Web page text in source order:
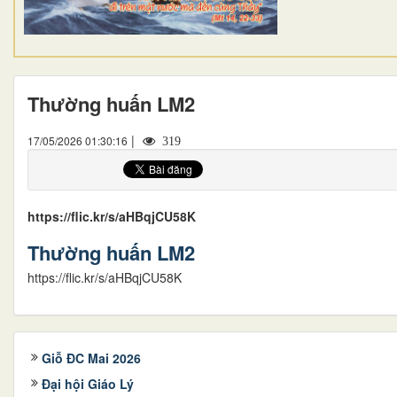
Thường huấn LM2
17/05/2026 01:30:16 | 319
https://flic.kr/s/aHBqjCU58K
Thường huấn LM2
https://flic.kr/s/aHBqjCU58K
Giỗ ĐC Mai 2026
Đại hội Giáo Lý